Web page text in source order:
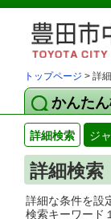
トップページ > 詳
かんた
詳細検索 ジ
詳細検索
詳細な条件を設
検索キーワード